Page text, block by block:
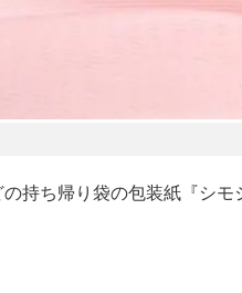
持ち帰り袋の包装紙『シ